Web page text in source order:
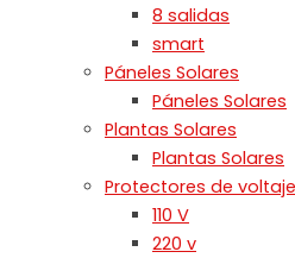
8 salidas
smart
Páneles Solares
Páneles Solares
Plantas Solares
Plantas Solares
Protectores de voltaje
110 V
220 v